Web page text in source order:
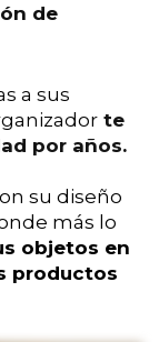
de
a sus
te
por años.
su diseño
más lo
objetos en
productos